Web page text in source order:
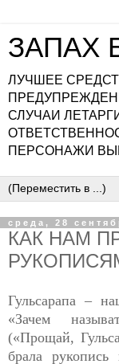
ЗАПАХ
ЛУЧШЕЕ
СЛУЧАИ
ПЕРСОНАЖИ
среда, 28
КАК НАМ
Гульсарапа –
«Зачем
(«Прощай,
брала